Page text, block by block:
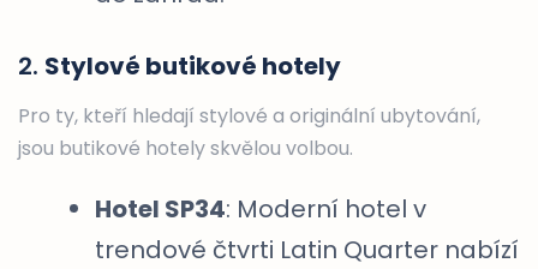
2. Stylové butikové hotely
Pro ty, kteří hledají stylové a originální ubytování,
jsou butikové hotely skvělou volbou.
Hotel SP34: Moderní hotel v
trendové čtvrti Latin Quarter nabízí